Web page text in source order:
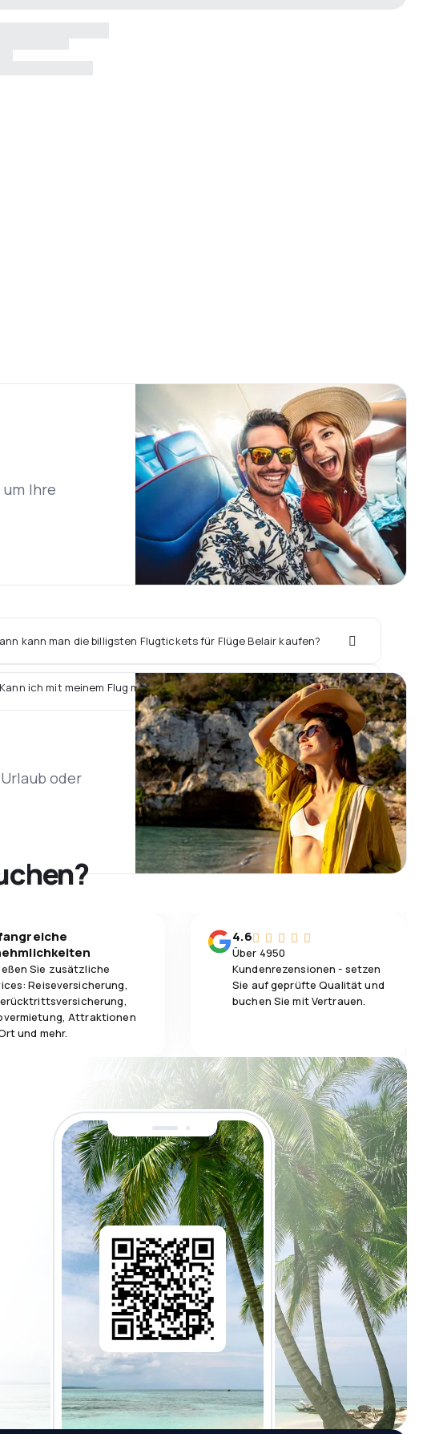
Ihre
kann man die billigsten Flugtickets für Flüge Belair kaufen?
ich mit meinem Flug mit Belair ein Hotel vor Ort buchen?
oder
Sie zusätzliche
Reiseversicherung,
Attraktionen
und mehr.
4.6
Über 4950
Kundenrezensionen - setzen
Sie auf geprüfte Qualität und
buchen Sie mit Vertrauen.